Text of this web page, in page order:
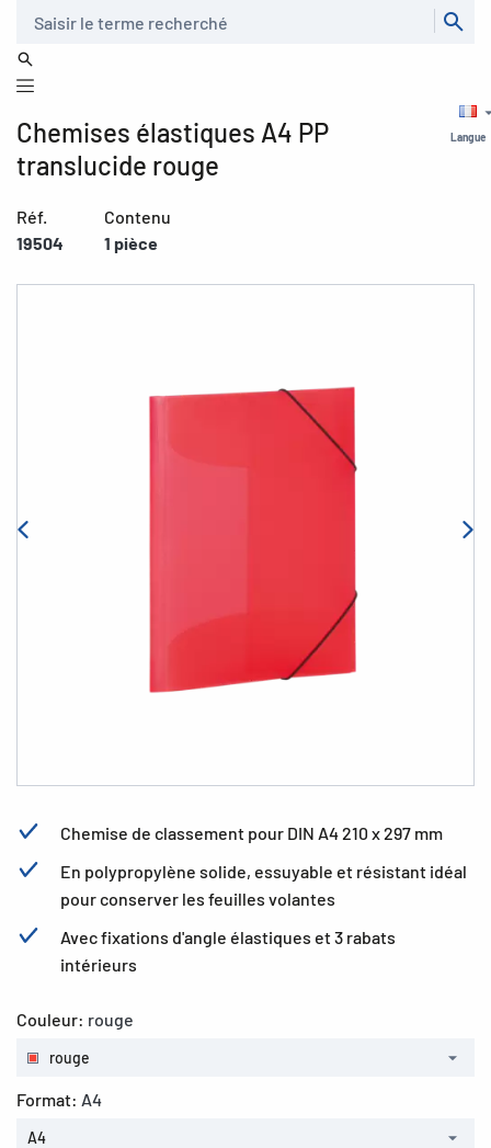
Langue
Chemises élastiques A4 PP
translucide rouge
Réf.
19504
Contenu
1 pièce
Chemise de classement pour DIN A4 210 x 297 mm
En polypropylène solide, essuyable et résistant idéal
pour conserver les feuilles volantes
Avec fixations d'angle élastiques et 3 rabats
intérieurs
Couleur: rouge
rouge
Format: A4
A4